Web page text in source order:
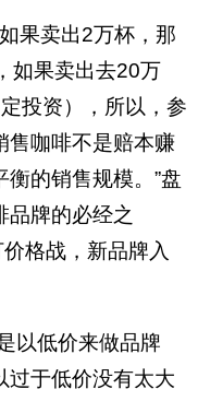
果卖出2万杯，那
如果卖出去20万
投资），所以，参
售咖啡不是赔本赚
的销售规模。”盘
品牌的必经之
价格战，新品牌入
以低价来做品牌
过于低价没有太大